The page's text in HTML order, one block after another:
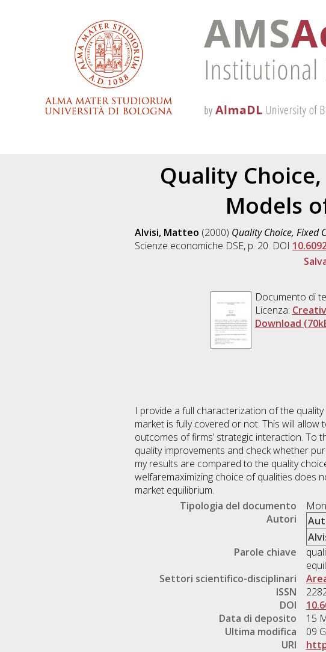
Quality
Models
Alvisi, Matteo (2000) Quality Choice, Fixed
Scienze economiche DSE, p. 20. DOI
Documento di
Licenza:
Download
I provide a full characterization of the
market is fully covered or not. This will
outcomes of firms’ strategic interaction. To
quality improvements and check whether
my results are compared to the quality
welfaremaximizing choice of qualities does
market equilibrium.
Tipologia del documento
Autori
Parole chiave
Settori scientifico-disciplinari
ISSN
DOI
Data di deposito
15
Ultima modifica
09
URI